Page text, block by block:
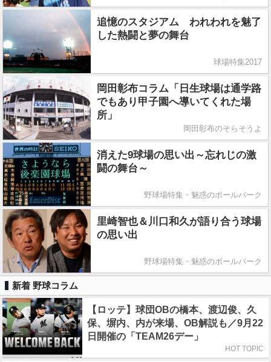
追憶のスタジアム われわれを魅了
した熱闘と夢の舞台
球場特集2017
岡田彰布コラム「日生球場は通学路
でもあり甲子園へ導いてくれた場
所」
岡田彰布のそらそうよ
消えた9球場の思い出～忘れじの激
闘の舞台～
野球場特集・魅惑のボールパーク
里崎智也＆川口和久が語り合う球場
の思い出
野球場特集・魅惑のボールパーク
新着 野球コラム
【ロッテ】球団OBの橋本、渡辺俊、久
保、塀内、内が来場、OB解説も／9月22
日開催の「TEAM26デー」
HOT TOPIC